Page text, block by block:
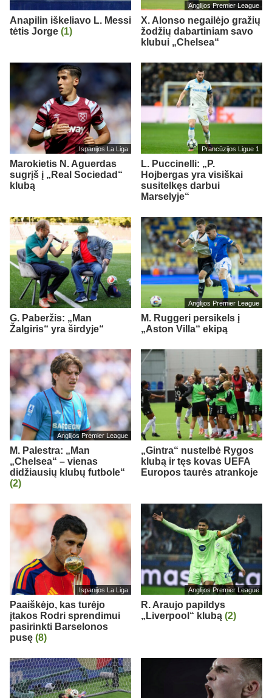
Anapilin iškeliavo L. Messi
tėtis Jorge (1)
Anglijos Premier League
X. Alonso negailėjo gražių
žodžių dabartiniam savo
klubui „Chelsea“
Ispanijos La Liga
Marokietis N. Aguerdas
sugrįš į „Real Sociedad“
klubą
Prancūzijos Ligue 1
L. Puccinelli: „P.
Hojbergas yra visiškai
susitelkęs darbui
Marselyje“
G. Paberžis: „Man
Žalgiris“ yra širdyje“
Anglijos Premier League
M. Ruggeri persikels į
„Aston Villa“ ekipą
Anglijos Premier League
M. Palestra: „Man
„Chelsea“ – vienas
didžiausių klubų futbole“
(2)
„Gintra“ nustelbė Rygos
klubą ir tęs kovas UEFA
Europos taurės atrankoje
Ispanijos La Liga
Paaiškėjo, kas turėjo
įtakos Rodri sprendimui
pasirinkti Barselonos
pusę (8)
Anglijos Premier League
R. Araujo papildys
„Liverpool“ klubą (2)